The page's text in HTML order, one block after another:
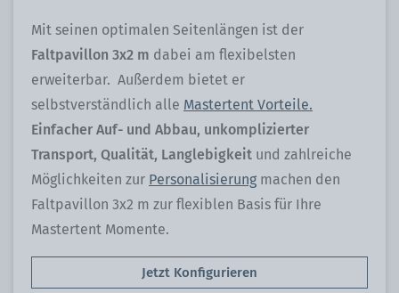
Mit seinen optimalen Seitenlängen ist der
Faltpavillon 3x2 m dabei am flexibelsten
erweiterbar. Außerdem bietet er
selbstverständlich alle Mastertent Vorteile.
Einfacher Auf- und Abbau, unkomplizierter
Transport, Qualität, Langlebigkeit und zahlreiche
Möglichkeiten zur Personalisierung machen den
Faltpavillon 3x2 m zur flexiblen Basis für Ihre
Mastertent Momente.
Jetzt Konfigurieren